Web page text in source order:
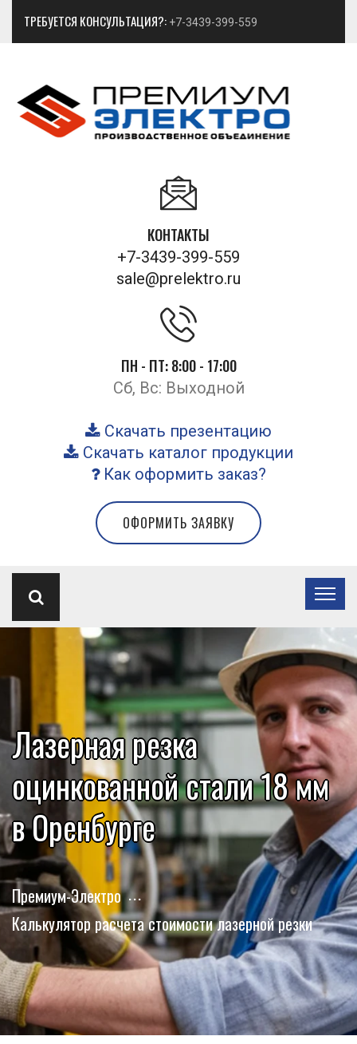
ТРЕБУЕТСЯ КОНСУЛЬТАЦИЯ?: +7-3439-399-559
КОНТАКТЫ
+7-3439-399-559
sale@prelektro.ru
ПН - ПТ: 8:00 - 17:00
Сб, Вс: Выходной
Скачать презентацию
Скачать каталог продукции
Как оформить заказ?
ОФОРМИТЬ ЗАЯВКУ
Лазерная резка
оцинкованной стали 18 мм
в Оренбурге
Премиум-Электро
Калькулятор расчета стоимости лазерной резки